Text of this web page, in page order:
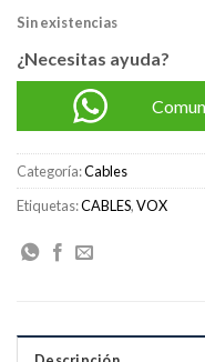
Sin existencias
¿Necesitas ayuda?
Categoría:Cables
Etiquetas:CABLES,VOX